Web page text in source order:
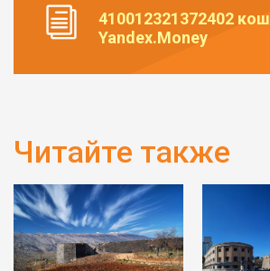
410012321372402
Yandex.Money
Читайте также